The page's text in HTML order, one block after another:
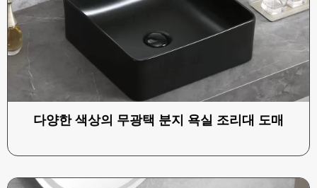
다양한 색상의 무광택 분지 욕실 조리대 도매